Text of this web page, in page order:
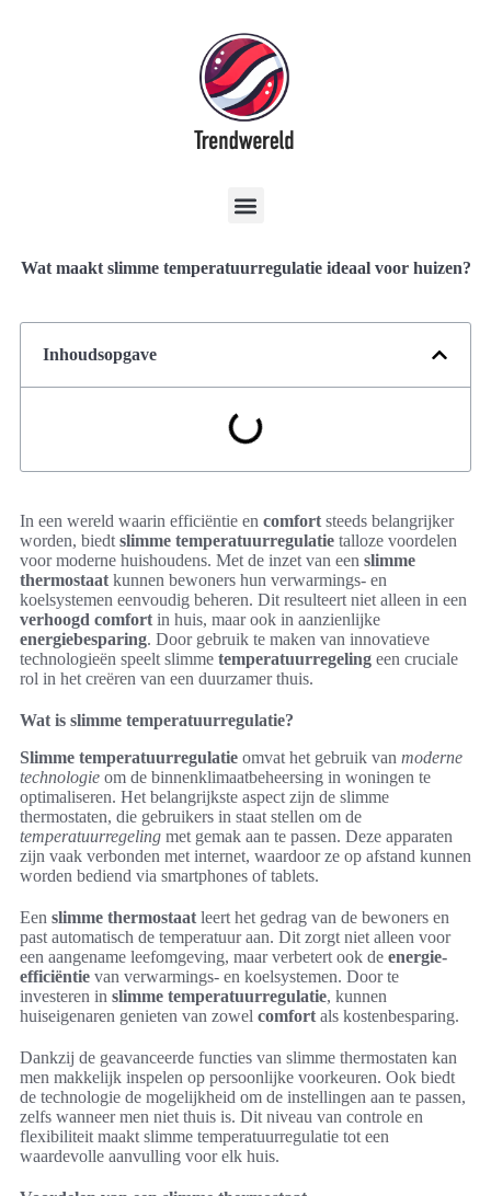
Wat maakt slimme temperatuurregulatie ideaal voor huizen?
Inhoudsopgave
In een wereld waarin efficiëntie en comfort steeds belangrijker
worden, biedt slimme temperatuurregulatie talloze voordelen
voor moderne huishoudens. Met de inzet van een slimme
thermostaat kunnen bewoners hun verwarmings- en
koelsystemen eenvoudig beheren. Dit resulteert niet alleen in een
verhoogd comfort in huis, maar ook in aanzienlijke
energiebesparing. Door gebruik te maken van innovatieve
technologieën speelt slimme temperatuurregeling een cruciale
rol in het creëren van een duurzamer thuis.
Wat is slimme temperatuurregulatie?
Slimme temperatuurregulatie omvat het gebruik van moderne
technologie om de binnenklimaatbeheersing in woningen te
optimaliseren. Het belangrijkste aspect zijn de slimme
thermostaten, die gebruikers in staat stellen om de
temperatuurregeling met gemak aan te passen. Deze apparaten
zijn vaak verbonden met internet, waardoor ze op afstand kunnen
worden bediend via smartphones of tablets.
Een slimme thermostaat leert het gedrag van de bewoners en
past automatisch de temperatuur aan. Dit zorgt niet alleen voor
een aangename leefomgeving, maar verbetert ook de energie-
efficiëntie van verwarmings- en koelsystemen. Door te
investeren in slimme temperatuurregulatie, kunnen
huiseigenaren genieten van zowel comfort als kostenbesparing.
Dankzij de geavanceerde functies van slimme thermostaten kan
men makkelijk inspelen op persoonlijke voorkeuren. Ook biedt
de technologie de mogelijkheid om de instellingen aan te passen,
zelfs wanneer men niet thuis is. Dit niveau van controle en
flexibiliteit maakt slimme temperatuurregulatie tot een
waardevolle aanvulling voor elk huis.